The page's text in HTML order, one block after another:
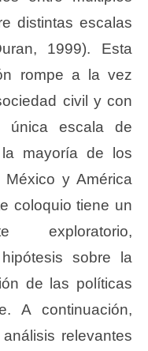
distintas escalas
1999). Esta
rompe a la vez
civil y con
única escala de
mayoría de los
y América
coloquio tiene un
exploratorio,
sobre la
de las políticas
A continuación,
relevantes